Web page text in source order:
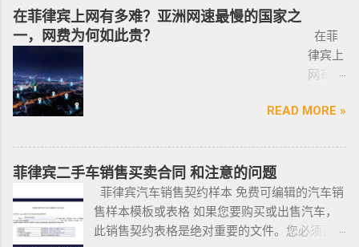
安全 可靠，可以安排工作人员上门取...
998 菲
律宾马
尼拉
——移
民局
民，他
们只能
在 3 月
态。 ●菲律宾998不动产机构 998 Real Estate
长期紧密协作知名的菲律宾各大地产开发商以
及合规中介资源公司为主要合作伙伴，集合更
多资源，能针对外国投资者提供从不动产精
产养护 等全方位管理服务； 菲律宾998不动产
断提升客户体验，推动菲律宾行业的进步，让
房产交易变得更加轻松和愉悦！ ●我们珍惜每一
位客户的托付，客户的信赖是我们最大的动
力。 任何关于菲律宾房产买卖 交易 相关的问题
欢迎咨询 我们 Telegram 电报 @VBW777 但随
亚出发
前往印
尼办理
印尼签
印尼办
理印尼
签证？
Resident Retiree’s Visa SERVICE It’s Business Permit Renewal
Time for 2022 PHILIPPINES PHILIPPINES Business Structures
and Entities SERVICE PHILIPPINES Office Setup Services
PHILIPPINES Human Resources Consulting SERVICE
PHILIPPINES Call Center and BPO Setup SERVICE PHILIPPINES
Recruitment & Executive Search Services PHILIPPINES Tax
SERVICE PHILIPPINES Labor Consulting SERVICE PHILIPPINES
Setting-Up a Representative Office SERVICE PHILIPPINES
Forming a Corporation service PHILIPPINES Visa and
Immigration Service PHILIPPINES Sole Proprietorship Busin...
在菲律宾上网有多难？亚洲网速最慢的国家之
一，网费为何如此贵？
在菲
律宾上
网有多
为一名
律宾有
游学经
验的小
编，我
READ MORE »
菲律宾二手车销售买卖合同 和注意的问题
菲律宾汽车销售契约样本 免费可编辑的汽车销
售样本模板或表格 如果您要购买或出售汽车，
此销售契约表格是绝对重要的文件。您必须正